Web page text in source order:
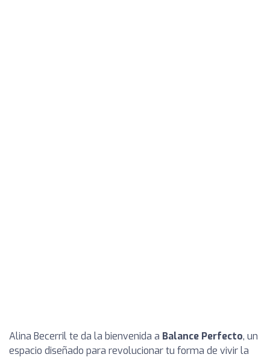
Alina Becerril te da la bienvenida a Balance Perfecto, un
espacio diseñado para revolucionar tu forma de vivir la